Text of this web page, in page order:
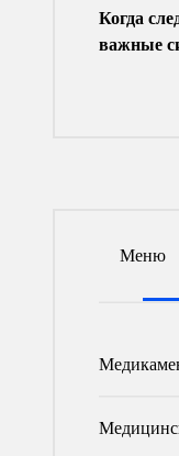
Когда
важные
Меню